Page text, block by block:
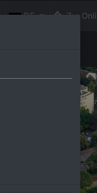
DE Zur